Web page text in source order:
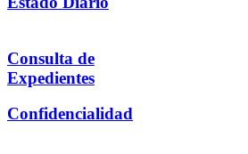
Consulta de
Expedientes
Confidencialidad